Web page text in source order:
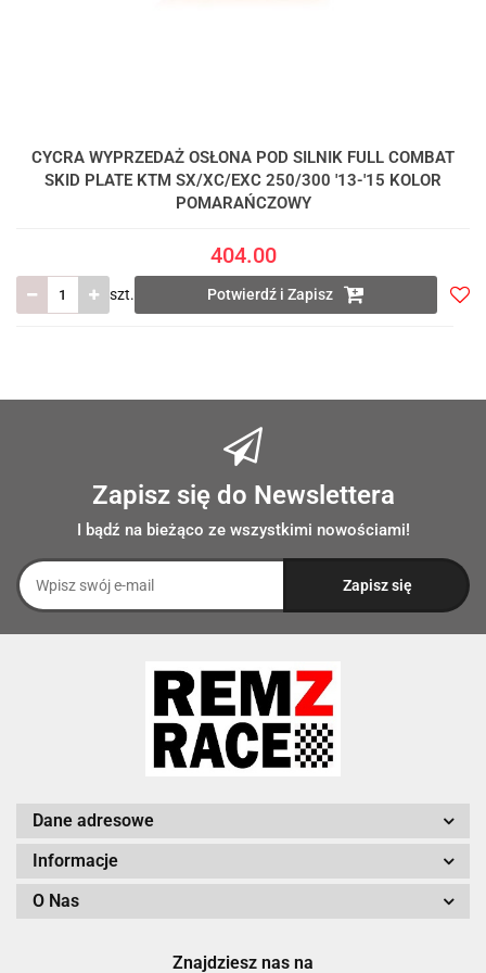
CYCRA WYPRZEDAŻ OSŁONA POD SILNIK FULL COMBAT
SKID PLATE KTM SX/XC/EXC 250/300 '13-'15 KOLOR
POMARAŃCZOWY
404.00
szt. Potwierdź i Zapisz
Zapisz się do Newslettera
I bądź na bieżąco ze wszystkimi nowościami!
Dane adresowe
Informacje
O Nas
Znajdziesz nas na